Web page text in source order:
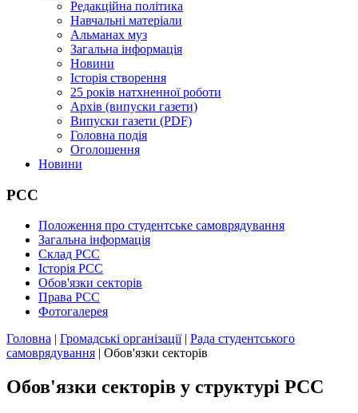
Редакційна політика
Навчальні матеріали
Альманах муз
Загальна інформація
Новини
Історія створення
25 років натхненної роботи
Архів (випуски газети)
Випуски газети (PDF)
Головна подія
Оголошення
Новини
РСС
Положення про студентське самоврядування
Загальна інформація
Склад РСС
Історія РСС
Обов'язки секторів
Права РСС
Фотогалерея
Головна | Громадські організації| Рада студентського
самоврядування | Обов'язки секторів
Обов'язки секторів у структурі РСС